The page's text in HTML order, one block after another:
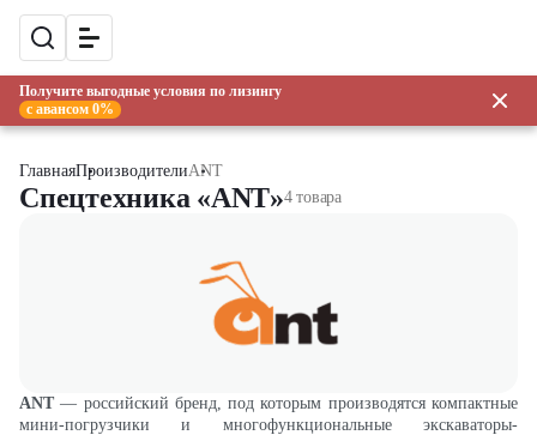
Получите выгодные условия по лизингу
с авансом 0%
ГлавнаяПроизводителиANT
Спецтехника «ANT»4 товара
ANT— российский бренд, под которым производятся компактные
мини-погрузчики и многофункциональные экскаваторы-